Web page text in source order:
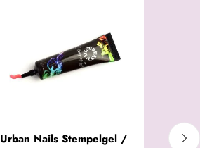
Urban Nails Stempelgel /